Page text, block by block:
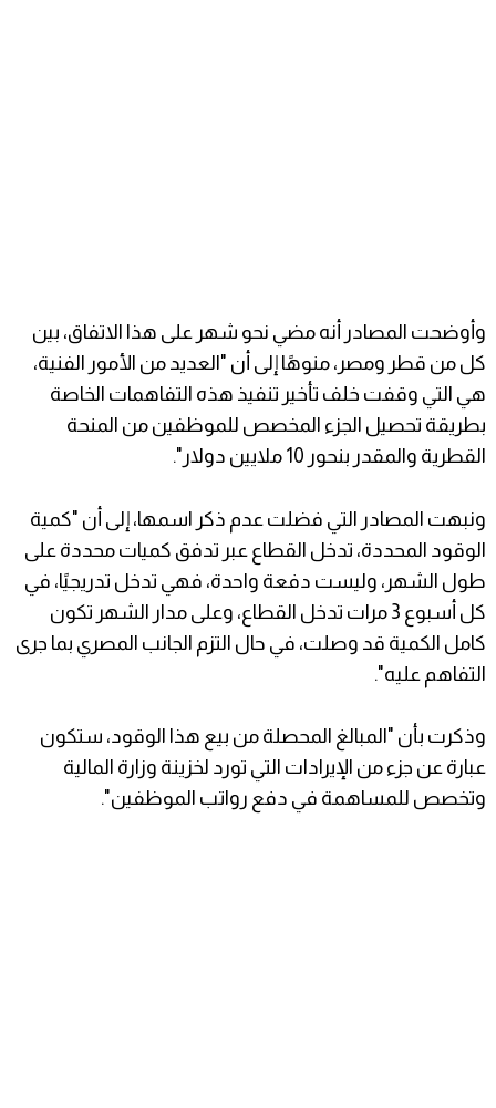
وأوضحت المصادر أنه مضي نحو شهر على هذا الاتفاق، بين
كل من قطر ومصر، منوهًا إلى أن "العديد من الأمور الفنية،
هي التي وقفت خلف تأخير تنفيذ هذه التفاهمات الخاصة
بطريقة تحصيل الجزء المخصص للموظفين من المنحة
القطرية والمقدر بنحور 10 ملايين دولار".
ونبهت المصادر التي فضلت عدم ذكر اسمها، إلى أن "كمية
الوقود المحددة، تدخل القطاع عبر تدفق كميات محددة على
طول الشهر، وليست دفعة واحدة، فهي تدخل تدريجيًا، في
كل أسبوع 3 مرات تدخل القطاع، وعلى مدار الشهر تكون
كامل الكمية قد وصلت، في حال التزم الجانب المصري بما جرى
التفاهم عليه".
وذكرت بأن "المبالغ المحصلة من بيع هذا الوقود، ستكون
عبارة عن جزء من الإيرادات التي تورد لخزينة وزارة المالية
وتخصص للمساهمة في دفع رواتب الموظفين".